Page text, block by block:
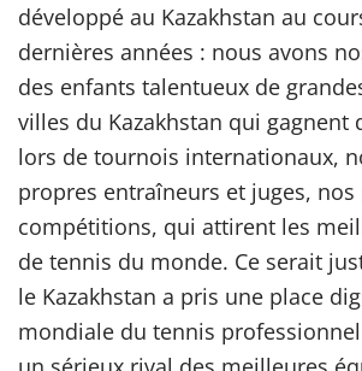
développé au Kazakhstan au
dernières années : nous avons
des enfants talentueux de
villes du Kazakhstan qui gagnent
lors de tournois internationaux,
propres entraîneurs et juges, nos
compétitions, qui attirent les
de tennis du monde. Ce serait
le Kazakhstan a pris une place
mondiale du tennis